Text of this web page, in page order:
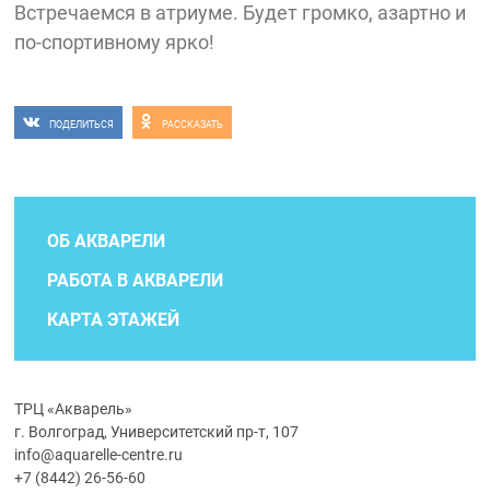
Встречаемся в атриуме. Будет громко, азартно и
по-спортивному ярко!
ПОДЕЛИТЬСЯ РАССКАЗАТЬ
ОБ АКВАРЕЛИ
РАБОТА В АКВАРЕЛИ
КАРТА ЭТАЖЕЙ
ТРЦ «Акварель»
г. Волгоград, Университетский пр-т, 107
info@aquarelle-centre.ru
+7 (8442) 26-56-60